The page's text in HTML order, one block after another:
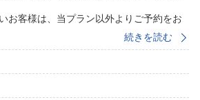
お客様は、当プラン以外よりご予約をお
ンのご案内☆★
含まれておりません。現地にて、別途1匹
続きを読む